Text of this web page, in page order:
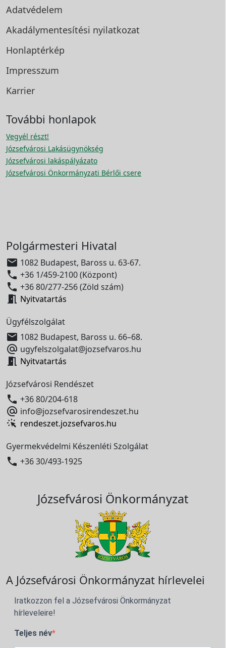
Adatvédelem
Akadálymentesítési nyilatkozat
Honlaptérkép
Impresszum
Karrier
További honlapok
Vegyél részt!
Józsefvárosi Lakásügynökség
Józsefvárosi lakáspályázato
Józsefvárosi Önkormányzati Bérlői csere
Polgármesteri Hivatal
 1082 Budapest, Baross u. 63-67.
 +36 1/459-2100 (Központ)
 +36 80/277-256 (Zöld szám)
 Nyitvatartás
Ügyfélszolgálat
 1082 Budapest, Baross u. 66–68.
 ugyfelszolgalat@jozsefvaros.hu
 Nyitvatartás
Józsefvárosi Rendészet
 +36 80/204-618
 info@jozsefvarosirendeszet.hu
rendeszet.jozsefvaros.hu
Gyermekvédelmi Készenléti Szolgálat
 +36 30/493-1925
Józsefvárosi Önkormányzat
A Józsefvárosi Önkormányzat hírlevelei
Iratkozzon fel a Józsefvárosi Önkormányzat
hírleveleire!
Teljes név